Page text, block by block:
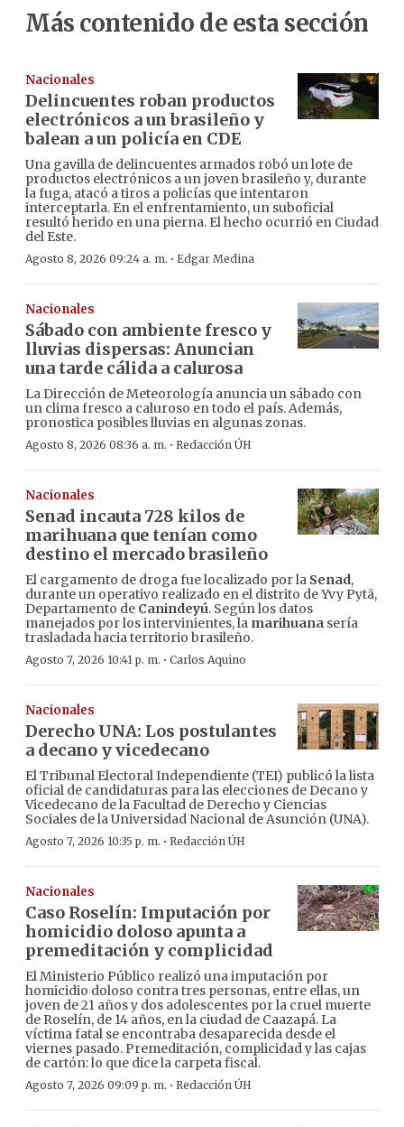
Más contenido de esta sección
Nacionales
Delincuentes roban productos
electrónicos a un brasileño y
balean a un policía en CDE
Una gavilla de delincuentes armados robó un lote de
productos electrónicos a un joven brasileño y, durante
la fuga, atacó a tiros a policías que intentaron
interceptarla. En el enfrentamiento, un suboficial
resultó herido en una pierna. El hecho ocurrió en Ciudad
del Este.
Agosto 8, 2026 09:24 a. m. · Edgar Medina
Nacionales
Sábado con ambiente fresco y
lluvias dispersas: Anuncian
una tarde cálida a calurosa
La Dirección de Meteorología anuncia un sábado con
un clima fresco a caluroso en todo el país. Además,
pronostica posibles lluvias en algunas zonas.
Agosto 8, 2026 08:36 a. m. · Redacción ÚH
Nacionales
Senad incauta 728 kilos de
marihuana que tenían como
destino el mercado brasileño
El cargamento de droga fue localizado por la Senad,
durante un operativo realizado en el distrito de Yvy Pytã,
Departamento de Canindeyú. Según los datos
manejados por los intervinientes, la marihuana sería
trasladada hacia territorio brasileño.
Agosto 7, 2026 10:41 p. m. · Carlos Aquino
Nacionales
Derecho UNA: Los postulantes
a decano y vicedecano
El Tribunal Electoral Independiente (TEI) publicó la lista
oficial de candidaturas para las elecciones de Decano y
Vicedecano de la Facultad de Derecho y Ciencias
Sociales de la Universidad Nacional de Asunción (UNA).
Agosto 7, 2026 10:35 p. m. · Redacción ÚH
Nacionales
Caso Roselín: Imputación por
homicidio doloso apunta a
premeditación y complicidad
El Ministerio Público realizó una imputación por
homicidio doloso contra tres personas, entre ellas, un
joven de 21 años y dos adolescentes por la cruel muerte
de Roselín, de 14 años, en la ciudad de Caazapá. La
víctima fatal se encontraba desaparecida desde el
viernes pasado. Premeditación, complicidad y las cajas
de cartón: lo que dice la carpeta fiscal.
Agosto 7, 2026 09:09 p. m. · Redacción ÚH